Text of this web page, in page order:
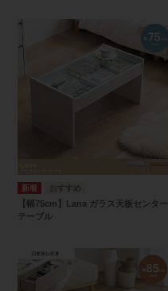
【幅75cm】Lana ガラス天板センター
テーブル